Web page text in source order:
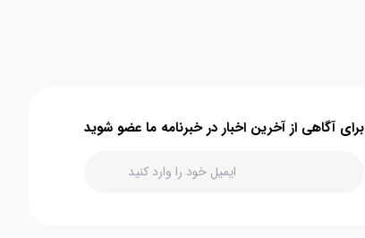
برای آگاهی از آخرین اخبار در خبرنامه ما عضو شوید